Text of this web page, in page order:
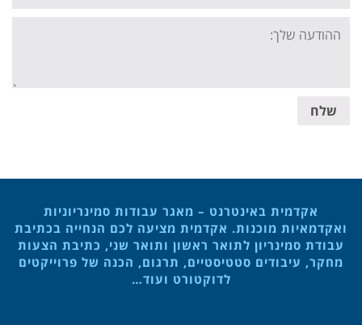
Your
message:
שלח
אקדמית באינטרנט – מאגר עבודות סמינריוניות
ואקדמאיות מוכנות. אקדמית מציעה לכם הנחייה בכתיבת
עבודת סמינריון לתואר ראשון ותואר שני, כתיבת הצעות
מחקר, עיבודים סטטיסטיים, תרגום, הכנה של פרוייקטים
לדוקטורט ועוד…